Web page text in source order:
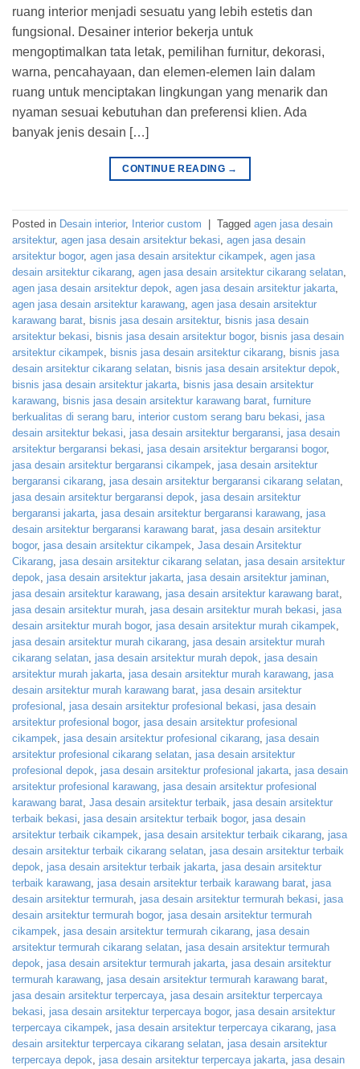
ruang interior menjadi sesuatu yang lebih estetis dan
fungsional. Desainer interior bekerja untuk
mengoptimalkan tata letak, pemilihan furnitur, dekorasi,
warna, pencahayaan, dan elemen-elemen lain dalam
ruang untuk menciptakan lingkungan yang menarik dan
nyaman sesuai kebutuhan dan preferensi klien. Ada
banyak jenis desain […]
CONTINUE READING →
Posted in Desain interior, Interior custom | Tagged agen jasa desain
arsitektur, agen jasa desain arsitektur bekasi agen jasa desain
arsitektur bogor, agen jasa desain arsitektur cikampek agen jasa
desain arsitektur cikarang agen jasa desain arsitektur cikarang selatan
agen jasa desain arsitektur depok agen jasa desain arsitektur jakarta
agen jasa desain arsitektur karawang agen jasa desain arsitektur
karawang barat bisnis jasa desain arsitektur, bisnis jasa desain
arsitektur bekasi
bisnis jasa desain arsitektur bogor, bisnis jasa desain
arsitektur cikampek
bisnis jasa desain arsitektur cikarang bisnis jasa
desain arsitektur cikarang selatan bisnis jasa desain arsitektur depok
bisnis jasa desain arsitektur jakarta bisnis jasa desain arsitektur
karawang bisnis jasa desain arsitektur karawang barat furniture
berkualitas di serang baru interior custom serang baru bekasi
jasa
desain arsitektur bekasi
jasa desain arsitektur bergaransi
jasa desain
arsitektur bergaransi bekasi
jasa desain arsitektur bergaransi bogor,
jasa desain arsitektur bergaransi cikampek
jasa desain arsitektur
bergaransi cikarang jasa desain arsitektur bergaransi cikarang selatan
jasa desain arsitektur bergaransi depok
jasa desain arsitektur
bergaransi jakarta jasa desain arsitektur bergaransi karawang jasa
desain arsitektur bergaransi karawang barat jasa desain arsitektur
bogor, jasa desain arsitektur cikampek Jasa desain Arsitektur
Cikarang jasa desain arsitektur cikarang selatan jasa desain arsitektur
depok
jasa desain arsitektur jakarta jasa desain arsitektur jaminan
jasa desain arsitektur karawang jasa desain arsitektur karawang barat
jasa desain arsitektur murah jasa desain arsitektur murah bekasi
jasa
desain arsitektur murah bogor, jasa desain arsitektur murah cikampek
jasa desain arsitektur murah cikarang jasa desain arsitektur murah
cikarang selatan jasa desain arsitektur murah depok
jasa desain
arsitektur murah jakarta jasa desain arsitektur murah karawang jasa
desain arsitektur murah karawang barat jasa desain arsitektur
profesional
jasa desain arsitektur profesional bekasi
jasa desain
arsitektur profesional bogor, jasa desain arsitektur profesional
cikampek
jasa desain arsitektur profesional cikarang jasa desain
arsitektur profesional cikarang selatan jasa desain arsitektur
profesional depok
jasa desain arsitektur profesional jakarta jasa desain
arsitektur profesional karawang jasa desain arsitektur profesional
karawang barat Jasa desain arsitektur terbaik
jasa desain arsitektur
terbaik bekasi
jasa desain arsitektur terbaik bogor, jasa desain
arsitektur terbaik cikampek
jasa desain arsitektur terbaik cikarang jasa
desain arsitektur terbaik cikarang selatan jasa desain arsitektur terbaik
depok
jasa desain arsitektur terbaik jakarta jasa desain arsitektur
terbaik karawang jasa desain arsitektur terbaik karawang barat jasa
desain arsitektur termurah jasa desain arsitektur termurah bekasi
jasa
desain arsitektur termurah bogor, jasa desain arsitektur termurah
cikampek
jasa desain arsitektur termurah cikarang jasa desain
arsitektur termurah cikarang selatan jasa desain arsitektur termurah
depok
jasa desain arsitektur termurah jakarta jasa desain arsitektur
termurah karawang jasa desain arsitektur termurah karawang barat
jasa desain arsitektur terpercaya jasa desain arsitektur terpercaya
bekasi
jasa desain arsitektur terpercaya bogor, jasa desain arsitektur
terpercaya cikampek
jasa desain arsitektur terpercaya cikarang jasa
desain arsitektur terpercaya cikarang selatan jasa desain arsitektur
terpercaya depok
jasa desain arsitektur terpercaya jakarta jasa desain